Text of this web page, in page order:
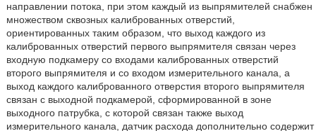
направлении потока, при этом каждый из выпрямителей снабжен
множеством сквозных калиброванных отверстий,
ориентированных таким образом, что выход каждого из
калиброванных отверстий первого выпрямителя связан через
входную подкамеру со входами калиброванных отверстий
второго выпрямителя и со входом измерительного канала, а
выход каждого калиброванного отверстия второго выпрямителя
связан с выходной подкамерой, сформированной в зоне
выходного патрубка, с которой связан также выход
измерительного канала, датчик расхода дополнительно содержит